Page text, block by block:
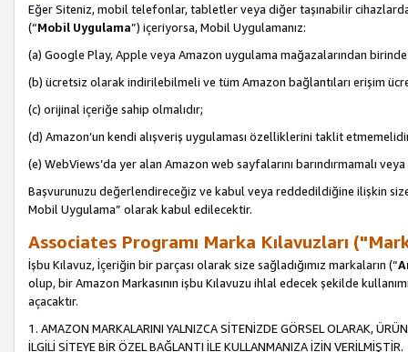
Eğer Siteniz, mobil telefonlar, tabletler veya diğer taşınabilir
(“Mobil Uygulama”) içeriyorsa, Mobil Uygulamanız:
(a) Google Play, Apple veya Amazon uygulama mağazalarından birinde
(b) ücretsiz olarak indirilebilmeli ve tüm Amazon bağlantıları erişim
(c) orijinal içeriğe sahip olmalıdır;
(d) Amazon’un kendi alışveriş uygulaması özelliklerini taklit
(e) WebViews’da yer alan Amazon web sayfalarını barındırmamalı
Başvurunuzu değerlendireceğiz ve kabul veya reddedildiğine ilişkin
Mobil Uygulama” olarak kabul edilecektir.
Associates Programı Marka Kılavuzları
İşbu Kılavuz, İçeriğin bir parçası olarak size sağladığımız markaların (“
olup, bir Amazon Markasının işbu Kılavuzu ihlal edecek şekilde
açacaktır.
1. AMAZON MARKALARINI YALNIZCA SİTENİZDE GÖRSEL OLARAK,
İLGİLİ SİTEYE BİR ÖZEL BAĞLANTI İLE KULLANMANIZA İZİN VERİLMİŞTİR.